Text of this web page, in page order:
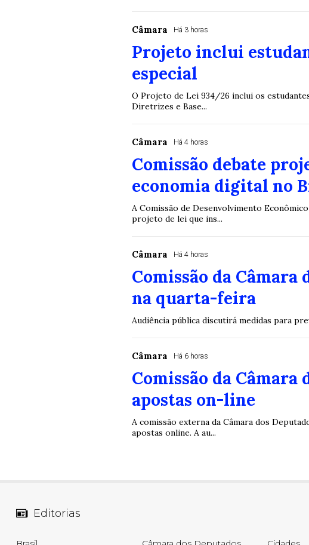
Câmara Há 3 horas
Projeto inclui
especial
O Projeto de Lei 934/26 inclui os
Diretrizes e Base...
Câmara Há 4 horas
Comissão debate
economia digital no
A Comissão de Desenvolvimento
projeto de lei que ins...
Câmara Há 4 horas
Comissão da
na quarta-feira
Audiência pública discutirá medidas para
Câmara Há 6 horas
Comissão da
apostas on-line
A comissão externa da Câmara dos
apostas online. A au...
Editorias